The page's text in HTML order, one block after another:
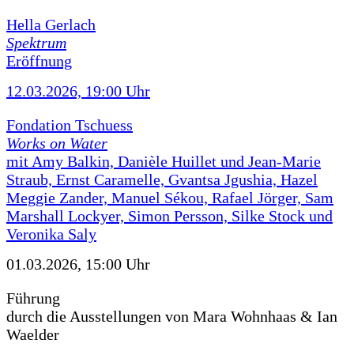
Hella Gerlach
Spektrum
Eröffnung
12.03.2026, 19:00 Uhr
Fondation Tschuess
Works on Water
mit Amy Balkin, Danièle Huillet und Jean-Marie
Straub, Ernst Caramelle, Gvantsa Jgushia, Hazel
Meggie Zander, Manuel Sékou, Rafael Jörger, Sam
Marshall Lockyer, Simon Persson, Silke Stock und
Veronika Saly
01.03.2026, 15:00 Uhr
Führung
durch die Ausstellungen von Mara Wohnhaas & Ian
Waelder